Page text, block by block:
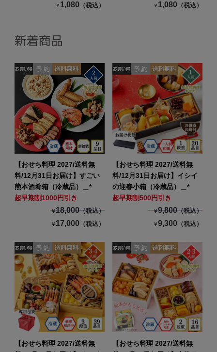
￥ 1,080 （税込） ￥ 1,080 （税込）
新着商品
【おせち料理 2027/送料無
料/12月31日お届け】すごい
熊本酒肴箱（冷蔵品）＿*
超早期割1000円引き
￥18,000（税込）
￥ 17,000 （税込）
【おせち料理 2027/送料無
料/12月31日お届け】イシイ
の迎春小箱（冷蔵品）＿*
超早期割500円引き
￥9,800（税込）
￥9,300 （税込）
【おせち料理 2027/送料無
【おせち料理 2027/送料無